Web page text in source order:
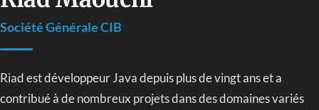
Société Générale CIB
Riad est développeur Java depuis plus de vingt ans et a
contribué à de nombreux projets dans des domaines variés